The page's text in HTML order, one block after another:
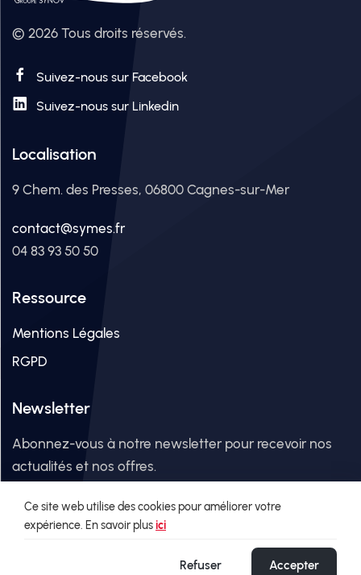
© 2026 Tous droits réservés.
Suivez-nous sur Facebook
Suivez-nous sur Linkedin
Localisation
9 Chem. des Presses, 06800 Cagnes-sur-Mer
contact@symes.fr
04 83 93 50 50
Ressource
Mentions Légales
RGPD
Newsletter
Abonnez-vous à notre newsletter pour recevoir nos
actualités et nos offres.
Adresse email
Ce site web utilise des cookies pour améliorer votre
expérience. En savoir plusici
Refuser Accepter